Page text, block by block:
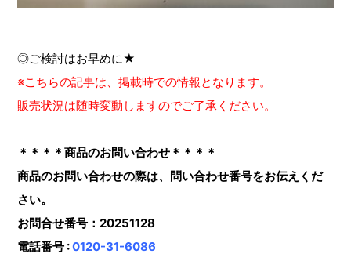
◎ご検討はお早めに★
※こちらの記事は、掲載時での情報となります。
販売状況は随時変動しますのでご了承ください。
＊＊＊＊商品のお問い合わせ＊＊＊＊
商品のお問い合わせの際は、問い合わせ番号をお伝えくだ
さい。
お問合せ番号：20251128
電話番号 :0120-31-6086